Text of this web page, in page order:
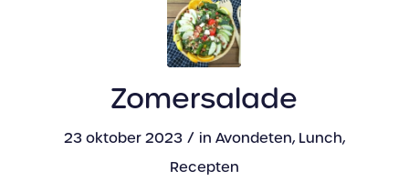
Zomersalade
23 oktober 2023 / in Avondeten, Lunch,
Recepten